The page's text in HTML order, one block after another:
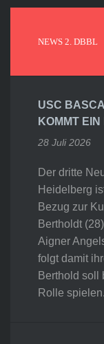
NEWS 2. DBBL
USC
KOMMT
28 Juli 2026
Der dritte
Heidelberg
Bezug zur
Bertholdt
Aigner
folgt damit
Berthold soll
Rolle